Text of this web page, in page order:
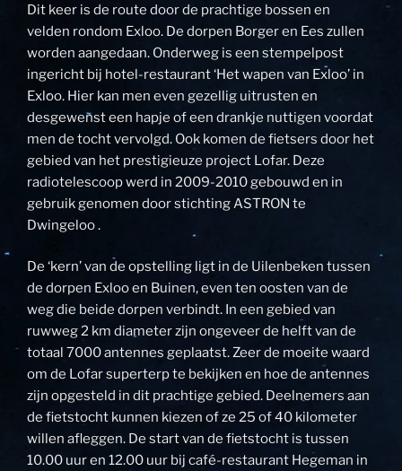
Dit keer is de route door de prachtige bossen en
velden rondom Exloo. De dorpen Borger en Ees zullen
worden aangedaan. Onderweg is een stempelpost
ingericht bij hotel-restaurant ‘Het wapen van Exloo’ in
Exloo. Hier kan men even gezellig uitrusten en
desgewenst een hapje of een drankje nuttigen voordat
men de tocht vervolgd. Ook komen de fietsers door het
gebied van het prestigieuze project Lofar. Deze
radiotelescoop werd in 2009-2010 gebouwd en in
gebruik genomen door stichting ASTRON te
Dwingeloo .
De ‘kern’ van de opstelling ligt in de Uilenbeken tussen
de dorpen Exloo en Buinen, even ten oosten van de
weg die beide dorpen verbindt. In een gebied van
ruwweg 2 km diameter zijn ongeveer de helft van de
totaal 7000 antennes geplaatst. Zeer de moeite waard
om de Lofar superterp te bekijken en hoe de antennes
zijn opgesteld in dit prachtige gebied. Deelnemers aan
de fietstocht kunnen kiezen of ze 25 of 40 kilometer
willen afleggen. De start van de fietstocht is tussen
10.00 uur en 12.00 uur bij café-restaurant Hegeman in